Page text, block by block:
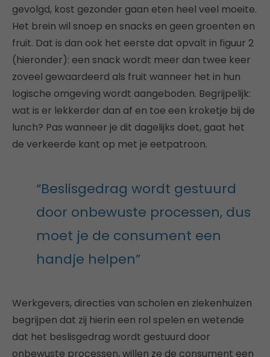
gevolgd, kost gezonder gaan eten heel veel moeite.
Het brein wil snoep en snacks en geen groenten en
fruit. Dat is dan ook het eerste dat opvalt in figuur 2
(hieronder): een snack wordt meer dan twee keer
zoveel gewaardeerd als fruit wanneer het in hun
logische omgeving wordt aangeboden. Begrijpelijk:
wat is er lekkerder dan af en toe een kroketje bij de
lunch? Pas wanneer je dit dagelijks doet, gaat het
de verkeerde kant op met je eetpatroon.
“Beslisgedrag wordt gestuurd
door onbewuste processen, dus
moet je de consument een
handje helpen”
Werkgevers, directies van scholen en ziekenhuizen
begrijpen dat zij hierin een rol spelen en wetende
dat het beslisgedrag wordt gestuurd door
onbewuste processen, willen ze de consument een